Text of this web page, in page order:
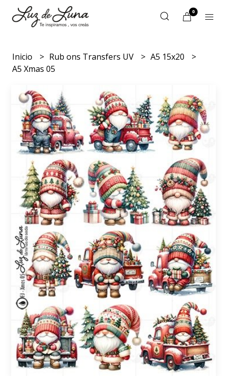
0
Inicio Rub ons Transfers UV
A5 15x20
A5 Xmas 05